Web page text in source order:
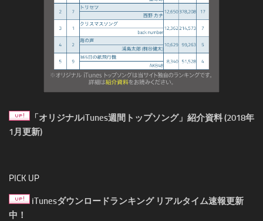
「オリジナルiTunes週間トップソング」紹介資料 (2018年
1月更新)
PICK UP
iTunesダウンロードランキング リアルタイム速報更新
中！